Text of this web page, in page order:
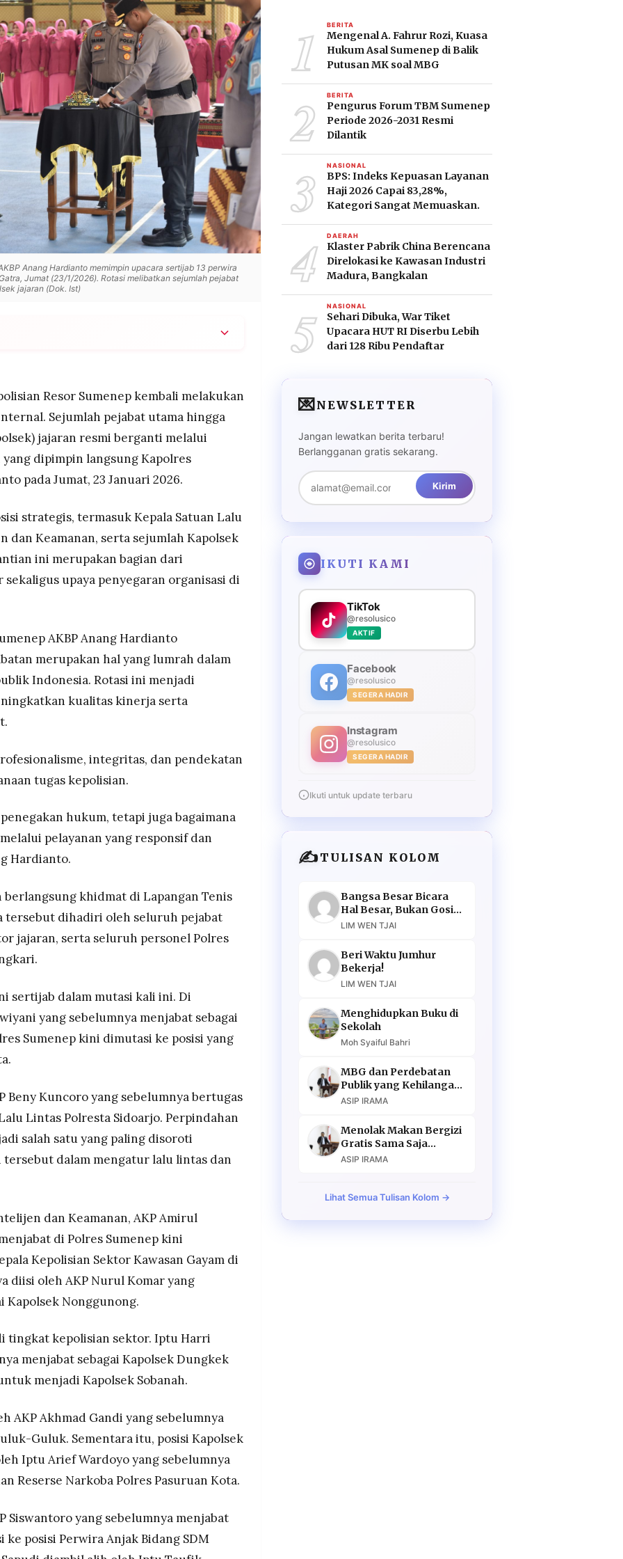
Anang Hardianto memimpin upacara sertijab 13 perwira
Jumat (23/1/2026). Rotasi melibatkan sejumlah pejabat
jajaran (Dok. Ist)
seperti Kasat Lantas yang kini dipegang AKP
Ninit Titis Dewiyani, dan Kasat Intelkam yang
AKP Amirul Mukminin.
pentingnya profesionalisme, integritas, dan
kepolisian, dengan menyatakan tugas Polri
berkeadilan.
Resor Sumenep kembali melakukan
Sejumlah pejabat utama hingga
jajaran resmi berganti melalui
dipimpin langsung Kapolres
pada Jumat, 23 Januari 2026.
strategis, termasuk Kepala Satuan Lalu
dan Keamanan, serta sejumlah Kapolsek
ini merupakan bagian dari
upaya penyegaran organisasi di
AKBP Anang Hardianto
merupakan hal yang lumrah dalam
Indonesia. Rotasi ini menjadi
kualitas kinerja serta
integritas, dan pendekatan
tugas kepolisian.
hukum, tetapi juga bagaimana
pelayanan yang responsif dan
Hardianto.
khidmat di Lapangan Tenis
tersebut dihadiri oleh seluruh pejabat
jajaran, serta seluruh personel Polres
sertijab dalam mutasi kali ini. Di
yang sebelumnya menjabat sebagai
Sumenep kini dimutasi ke posisi yang
Beny Kuncoro yang sebelumnya bertugas
Lintas Polresta Sidoarjo. Perpindahan
salah satu yang paling disoroti
dalam mengatur lalu lintas dan
dan Keamanan, AKP Amirul
di Polres Sumenep kini
Kepolisian Sektor Kawasan Gayam di
diisi oleh AKP Nurul Komar yang
Kapolsek Nonggunong.
tingkat kepolisian sektor. Iptu Harri
menjabat sebagai Kapolsek Dungkek
menjadi Kapolsek Sobanah.
AKP Akhmad Gandi yang sebelumnya
Guluk. Sementara itu, posisi Kapolsek
Iptu Arief Wardoyo yang sebelumnya
Reserse Narkoba Polres Pasuruan Kota.
Siswantoro yang sebelumnya menjabat
posisi Perwira Anjak Bidang SDM
1 BERITA
Mengenal A. Fahrur Rozi, Kuasa
Hukum Asal Sumenep di Balik
Putusan MK soal MBG
2 BERITA
Pengurus Forum TBM Sumenep
Periode 2026-2031 Resmi
Dilantik
3 NASIONAL
BPS: Indeks Kepuasan Layanan
Haji 2026 Capai 83,28%,
Kategori Sangat Memuaskan.
4 DAERAH
Klaster Pabrik China Berencana
Direlokasi ke Kawasan Industri
Madura, Bangkalan
5 NASIONAL
Sehari Dibuka, War Tiket
Upacara HUT RI Diserbu Lebih
dari 128 Ribu Pendaftar
💌NEWSLETTER
Jangan lewatkan berita terbaru!
Berlangganan gratis sekarang.
Kirim
IKUTI KAMI
TikTok
@resolusico
AKTIF
Facebook
@resolusico
SEGERA HADIR
Instagram
@resolusico
SEGERA HADIR
Ikuti untuk update terbaru
✍️TULISAN KOLOM
Bangsa Besar Bicara
Hal Besar, Bukan Gosip
Murahan
LIM WEN TJAI
Beri Waktu Jumhur
Bekerja!
LIM WEN TJAI
Menghidupkan Buku di
Sekolah
Moh Syaiful Bahri
MBG dan Perdebatan
Publik yang Kehilangan
Argumen
ASIP IRAMA
Menolak Makan Bergizi
Gratis Sama Saja
Menolak Masa Depan
ASIP IRAMA
Lihat Semua Tulisan Kolom →